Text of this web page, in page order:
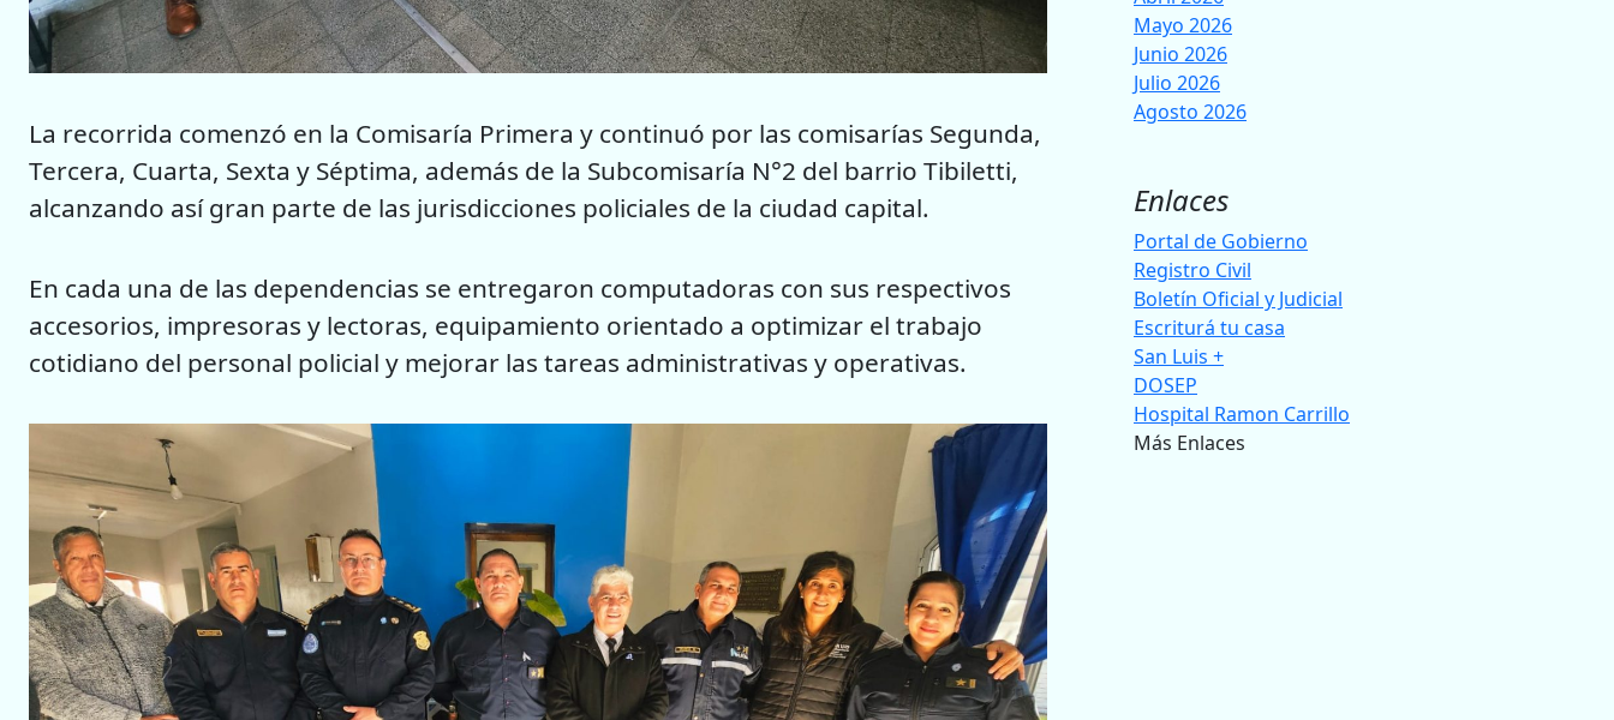
La recorrida comenzó en la Comisaría Primera y continuó por las comisarías Segunda,
Tercera, Cuarta, Sexta y Séptima, además de la Subcomisaría N°2 del barrio Tibiletti,
alcanzando así gran parte de las jurisdicciones policiales de la ciudad capital.
En cada una de las dependencias se entregaron computadoras con sus respectivos
accesorios, impresoras y lectoras, equipamiento orientado a optimizar el trabajo
cotidiano del personal policial y mejorar las tareas administrativas y operativas.
Mayo 2026
Junio 2026
Julio 2026
Agosto 2026
Enlaces
Portal de Gobierno
Registro Civil
Boletín Oficial y Judicial
Escriturá tu casa
San Luis +
DOSEP
Hospital Ramon Carrillo
Más Enlaces